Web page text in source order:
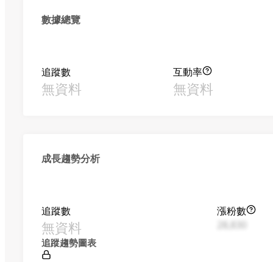
數據總覽
追蹤數
無資料
互動率
無資料
成長趨勢分析
追蹤數
無資料
漲粉數
追蹤趨勢圖表